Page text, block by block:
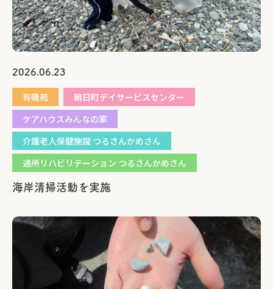
2026.06.23
有磯苑
朝日町デイサービスセンター
ケアハウスみんなの家
介護老人保健施設 つるさんかめさん
通所リハビリテーション つるさんかめさん
海岸清掃活動を実施